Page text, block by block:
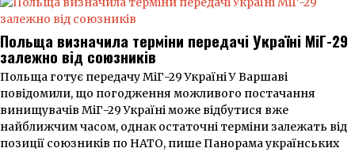
Польща визначила терміни передачі Україні МіГ-29
залежно від союзників
Польща готує передачу МіГ-29 Україні У Варшаві
повідомили, що погодження можливого постачання
винищувачів МіГ-29 Україні може відбутися вже
найближчим часом, однак остаточні терміни залежать від
позиції союзників по НАТО, пише Панорама українських